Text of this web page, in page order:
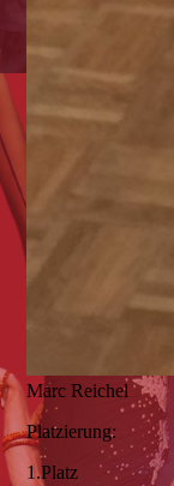
Marc Reichel
Platzierung:
1.Platz